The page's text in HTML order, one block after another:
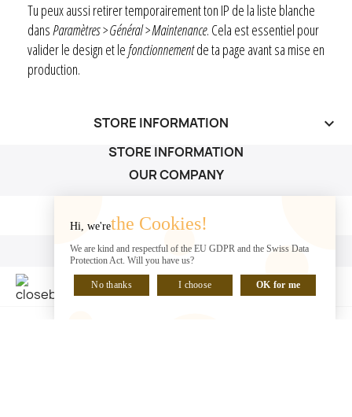
Tu peux aussi retirer temporairement ton IP de la liste blanche
dansParamètres > Général > Maintenance. Cela est essentiel pour
valider le design et lefonctionnementde ta page avant sa mise en
production.
STORE INFORMATION keyboard_arrow_down
STORE INFORMATION
OUR COMPANY
OUR COMPANY
YOUR ACCOUNT
YOUR ACCOUNT
Hi, we'rethe Cookies!
We are kind and respectful of the EU GDPR and the Swiss Data
Protection Act. Will you have us?
No thanks I choose OK for me
CHAT WITH US